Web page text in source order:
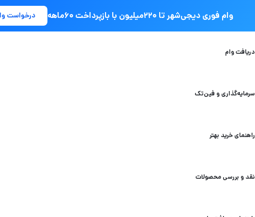
وام فوری دیجی‌شهر تا ۲۲۰میلیون با بازپرداخت ۶۰ماهه درخواست
دریافت وام
سرمایه‌گذاری و فین‌تک
راهنمای خرید بهتر
نقد و بررسی محصولات